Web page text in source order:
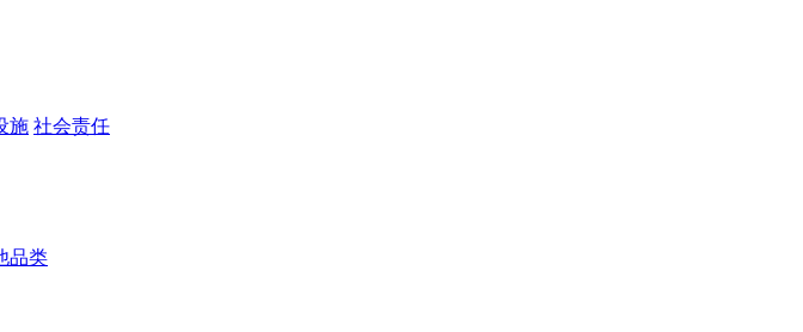
施 社会责任
品类